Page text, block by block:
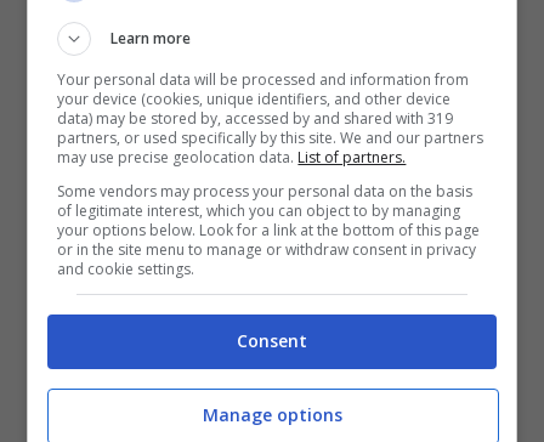
Learn more
Your personal data will be processed and information from
your device (cookies, unique identifiers, and other device
data) may be stored by, accessed by and shared with 319
partners, or used specifically by this site. We and our partners
may use precise geolocation data. List of partners.
Some vendors may process your personal data on the basis
of legitimate interest, which you can object to by managing
your options below. Look for a link at the bottom of this page
or in the site menu to manage or withdraw consent in privacy
and cookie settings.
Consent
Manage options